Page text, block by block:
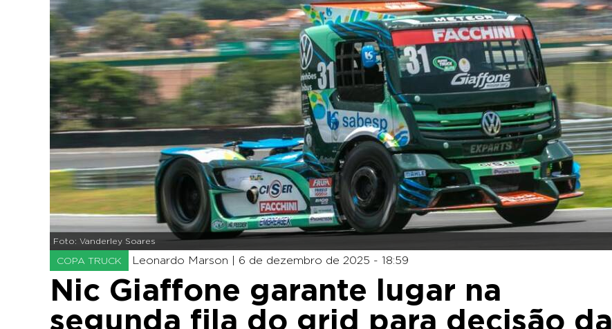
Foto: Vanderley Soares
COPA TRUCK Leonardo Marson | 6 de dezembro de 2025 - 18:59
Nic Giaffone garante lugar na
segunda fila do grid para decisão da